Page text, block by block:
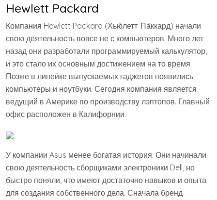
Hewlett Packard
Компания Hewlett Packard (Хью́летт-Па́ккард) начали
свою деятельность вовсе не с компьютеров. Много лет
назад они разработали программируемый калькулятор,
и это стало их основным достижением на то время.
Позже в линейке выпускаемых гаджетов появились
компьютеры и ноутбуки. Сегодня компания является
ведущий в Америке по производству лэптопов. Главный
офис расположен в Калифорнии.
У компании Asus менее богатая история. Они начинали
свою деятельность сборщиками электроники Dell, но
быстро поняли, что имеют достаточно навыков и опыта
для создания собственного дела. Сначала бренд